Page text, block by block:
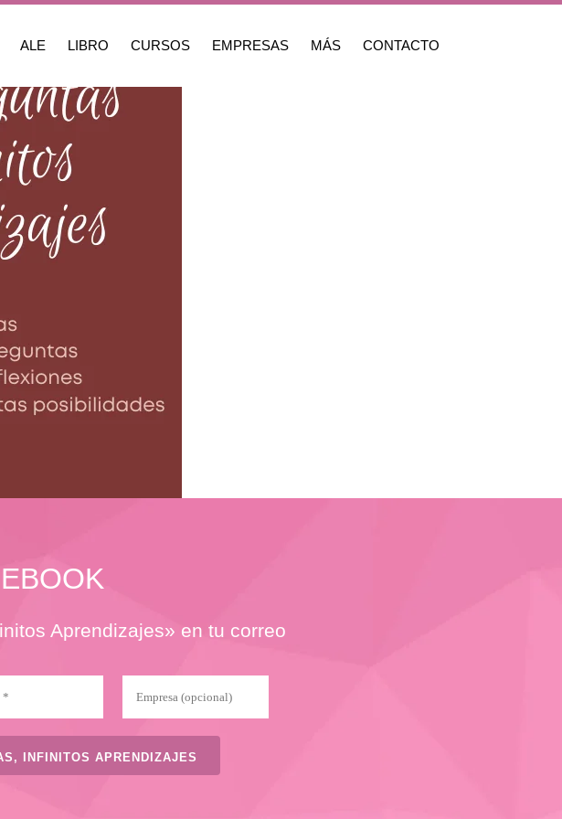
ALE LIBRO CURSOS EMPRESAS MÁS CONTACTO
Aprendizajes» en tu correo